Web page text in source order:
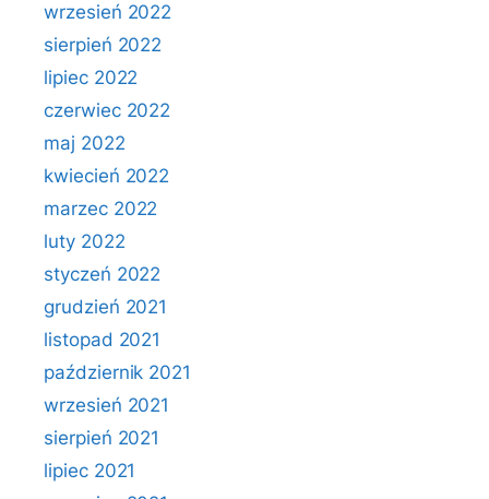
wrzesień 2022
sierpień 2022
lipiec 2022
czerwiec 2022
maj 2022
kwiecień 2022
marzec 2022
luty 2022
styczeń 2022
grudzień 2021
listopad 2021
październik 2021
wrzesień 2021
sierpień 2021
lipiec 2021